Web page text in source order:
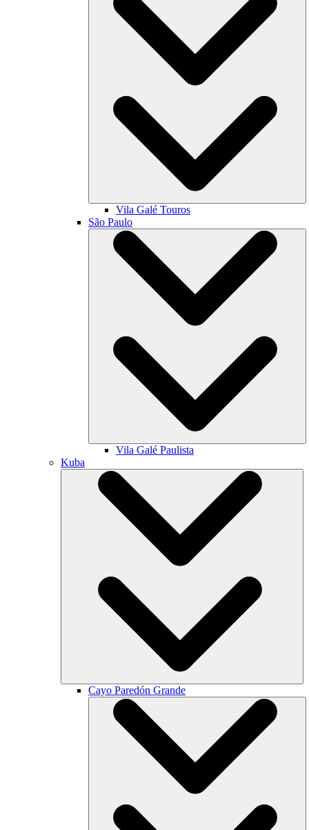
Vila Galé Touros
São Paulo
Vila Galé Paulista
Kuba
Cayo Paredón Grande